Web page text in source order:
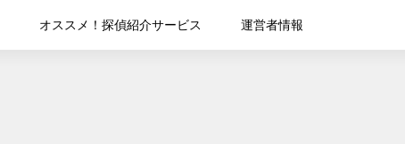
オススメ！探偵紹介サービス 運営者情報